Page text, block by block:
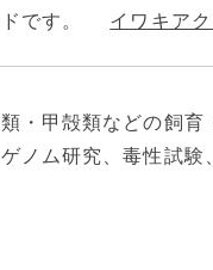
ドです。 イワキア
・甲殻類などの飼育
ノム研究、毒性試験